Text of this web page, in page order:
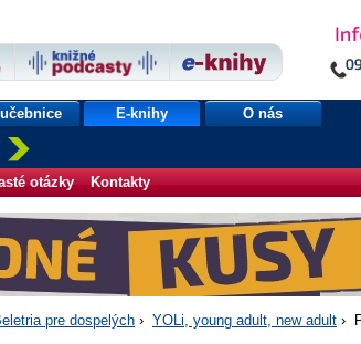
E-knihy O nás
otázky Kontakty
pre dospelých › YOLi, young adult, new adult ›